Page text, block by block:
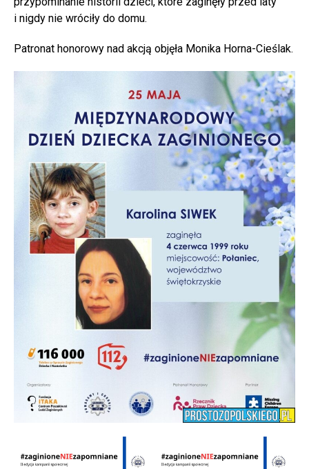
i nigdy nie wróciły do domu.
Patronat honorowy nad akcją objęła Monika Horna-Cieślak.